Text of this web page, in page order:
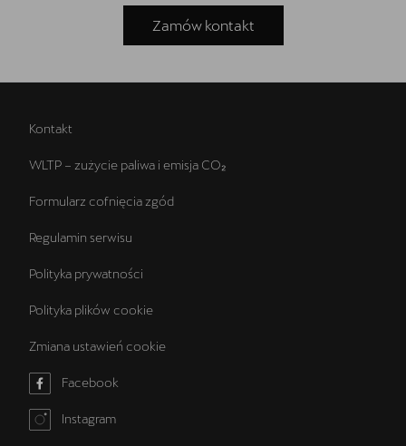
Zamów kontakt
Kontakt
WLTP – zużycie paliwa i emisja CO₂
Formularz cofnięcia zgód
Regulamin serwisu
Polityka prywatności
Polityka plików cookie
Zmiana ustawień cookie
Facebook
Instagram